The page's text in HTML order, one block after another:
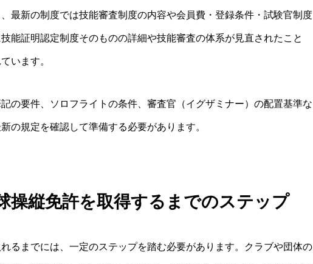
最新の制度では技能審査制度の内容や会員費・登録条件・試験官制度
能証明認定制度そのものの詳細や技能審査の体系が見直されたこと
います。
の要件、ソロフライトの条件、審査官（イグザミナー）の配置基準な
の規定を確認して準備する必要があります。
操縦免許を取得するまでのステップ
るまでには、一定のステップを踏む必要があります。クラブや団体の